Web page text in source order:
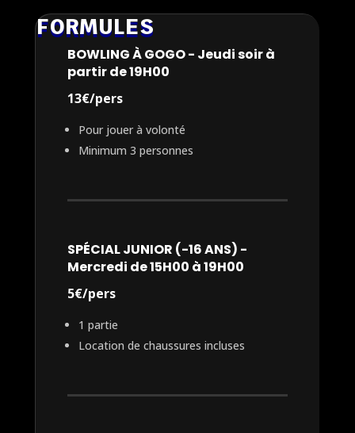
FORMULES
BOWLING À GOGO - Jeudi soir à
partir de 19H00
13€/pers
Pour jouer à volonté
Minimum 3 personnes
SPÉCIAL JUNIOR (-16 ANS) -
Mercredi de 15H00 à 19H00
5€/pers
1 partie
Location de chaussures incluses